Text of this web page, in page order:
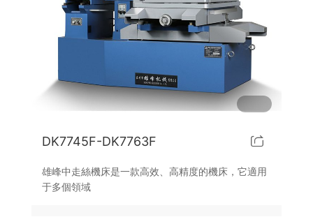
F型中走絲機床系列
E型中走絲機床系列
大錐度快走絲機床系列
電火花細孔放電機
DK7745F-DK7763F
雄峰中走絲機床是一款高效、高精度的機床，它適用
于多個領域